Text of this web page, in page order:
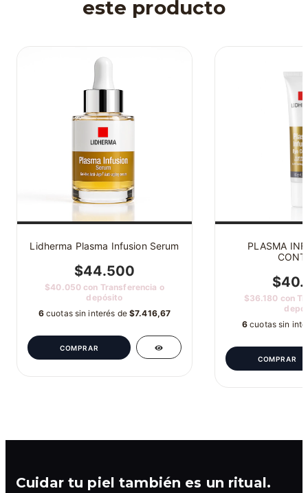
este producto
Lidherma Plasma Infusion Serum
$44.500
$40.050con Transferencia o
depósito
6 cuotas sin interés de$7.416,67
PLASMA
$36.180 con
6 cuotas sin
Cuidar tu piel también es un ritual.